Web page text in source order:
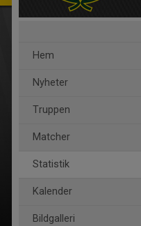
Hem
Nyheter
Truppen
Matcher
Statistik
Kalender
Bildgalleri